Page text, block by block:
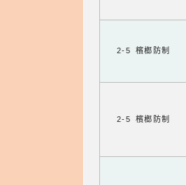
2-5 檳榔防制
2-5 檳榔防制